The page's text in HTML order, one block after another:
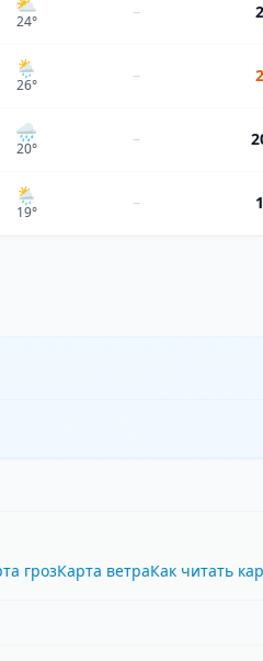
24° –
🌦
26° –
🌧
20° –
🌦
19° –
грозКарта ветраКак читать